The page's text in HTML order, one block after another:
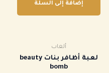
إضافة إلى السلة
ألعاب
لعبة أظافر بنات beauty
bomb